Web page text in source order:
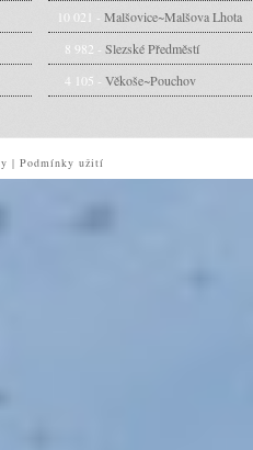
10 021 - Malšovice~Malšova Lhota
8 982 - Slezské Předměstí
4 105 - Věkoše~Pouchov
| Podmínky užití